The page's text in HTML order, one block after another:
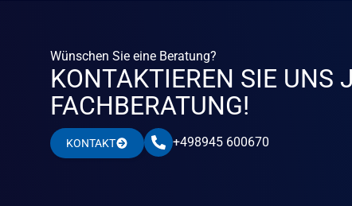
Wünschen Sie eine Beratung?
KONTAKTIEREN SIE UNS
FACHBERATUNG!
KONTAKT +498945 600670